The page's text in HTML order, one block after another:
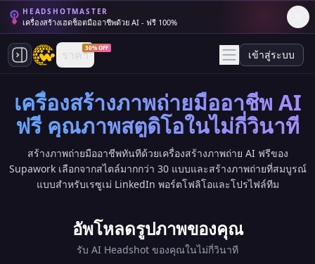
HEADSHOTMASTER
เครื่องสร้างเฮดช็อตมืออาชีพด้วย AI - ฟรี 100%
ราคา30% OFF
เข้าสู่ระบบ
เครื่องสร้างภาพถ่ายมืออาชีพ AI
ฟรี คุณภาพสตูดิโอในไม่กี่วินาที
สร้างภาพถ่ายมืออาชีพทันทีด้วยเครื่องสร้างภาพถ่าย AI ฟรีของ
Supawork เลือกจากสไตล์มากกว่า 30 แบบและสร้างภาพถ่ายที่สมบูรณ์
แบบสำหรับเรซูเม่ LinkedIn พอร์ตโฟลิโอและโปรไฟล์ทีม
อัพโหลดรูปภาพของคุณ
รับ AI Headshot ของคุณในไม่กี่วินาที